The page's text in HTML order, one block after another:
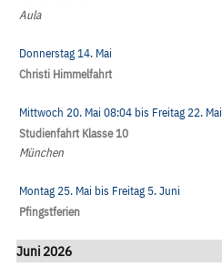
Aula
Donnerstag 14. Mai
Christi Himmelfahrt
Mittwoch 20. Mai 08:04 bis Freitag 22. Mai
Studienfahrt Klasse 10
München
Montag 25. Mai bis Freitag 5. Juni
Pfingstferien
Juni 2026